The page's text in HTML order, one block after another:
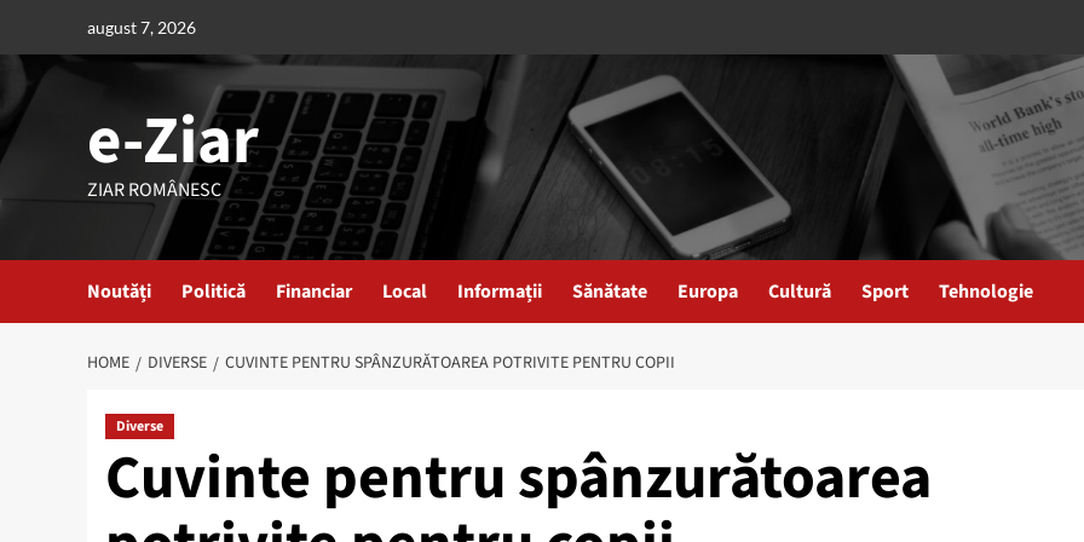
content
august 7, 2026
e-Ziar
ZIAR ROMÂNESC
Noutăți Politică Financiar Local Informații Sănătate Europa Cultură Sport Tehnologie
HOME DIVERSE CUVINTE PENTRU SPÂNZURĂTOAREA POTRIVITE PENTRU COPII
Diverse
Cuvinte pentru spânzurătoarea